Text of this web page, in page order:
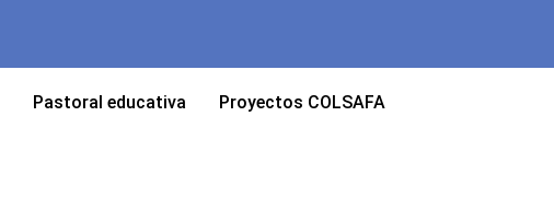
Pastoral educativa Proyectos COLSAFA